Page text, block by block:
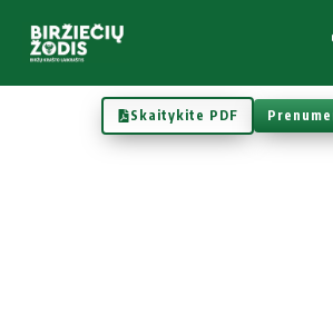
Skaitykite PDF